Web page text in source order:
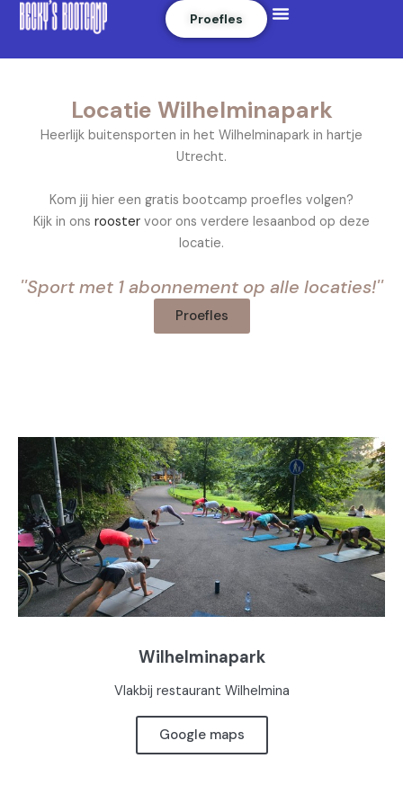
Skip
Menu
Proefles
Locatie Wilhelminapark
Heerlijk buitensporten in het Wilhelminapark in hartje
Utrecht.
Kom jij hier een gratis bootcamp proefles volgen?
Kijk in ons rooster voor ons verdere lesaanbod op deze
locatie.
''Sport met 1 abonnement op alle locaties!''
Proefles
Wilhelminapark
Vlakbij restaurant Wilhelmina
Google maps